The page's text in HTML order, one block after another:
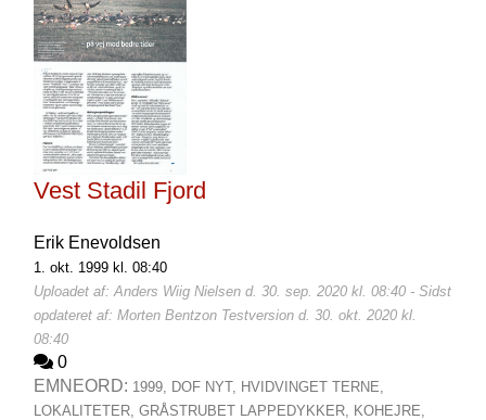
Vest Stadil Fjord
Erik Enevoldsen
1. okt. 1999 kl. 08:40
Uploadet af: Anders Wiig Nielsen d. 30. sep. 2020 kl. 08:40 - Sidst
opdateret af: Morten Bentzon Testversion d. 30. okt. 2020 kl.
08:40
0
EMNEORD: 1999, DOF NYT, HVIDVINGET TERNE,
LOKALITETER, GRÅSTRUBET LAPPEDYKKER, KOHEJRE,